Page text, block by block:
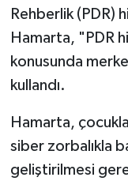
Rehberlik (PDR)
Hamarta, "PDR
konusunda
kullandı.
Hamarta,
siber zorbalıkla
geliştirilmesi